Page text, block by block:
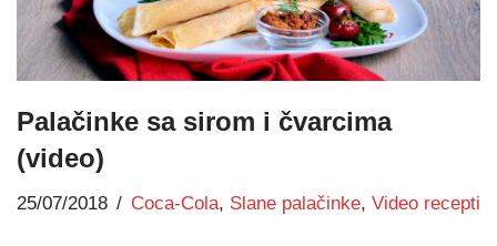
Palačinke sa sirom i čvarcima
(video)
25/07/2018 Coca-Cola, Slane palačinke, Video recepti